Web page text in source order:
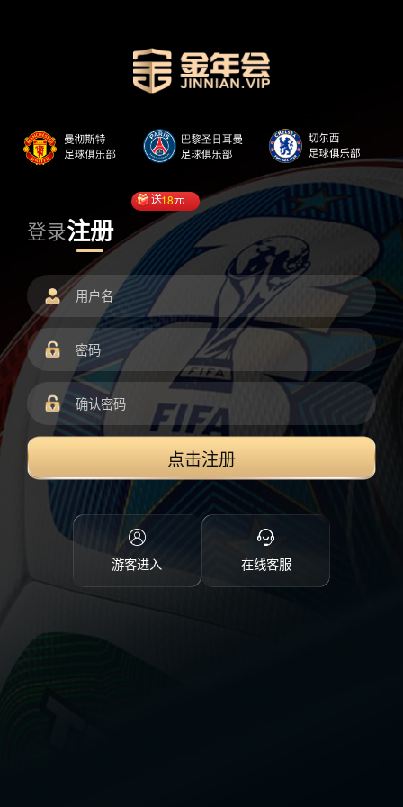
登录注册
送18元
点击注册
游客进入 在线客服